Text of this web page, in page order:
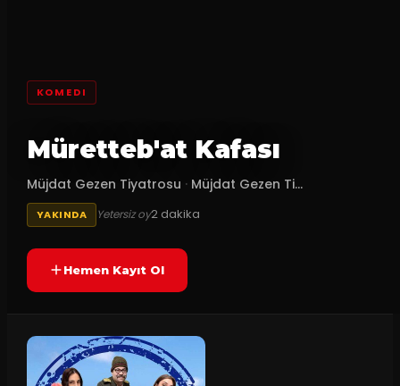
KOMEDI
Müretteb'at Kafası
Müjdat Gezen Tiyatrosu · Müjdat Gezen Ti...
YAKINDA Yetersiz oy2 dakika
Hemen Kayıt Ol